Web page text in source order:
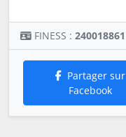
FINESS : 240018861
Partager sur
Facebook